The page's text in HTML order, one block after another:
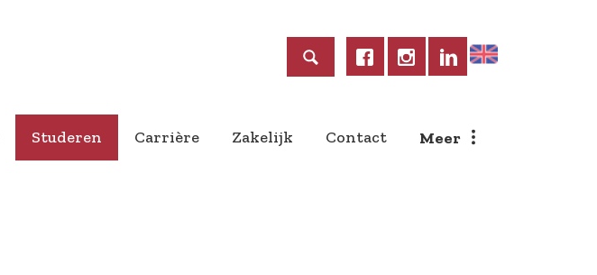
Studeren Carrière Zakelijk Contact Meer
Home